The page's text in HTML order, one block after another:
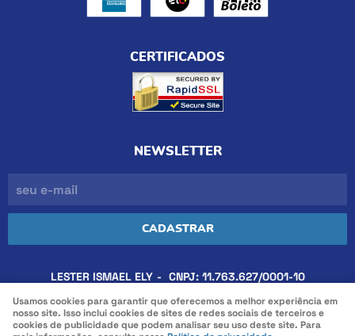
CERTIFICADOS
NEWSLETTER
CADASTRAR
LESTER ISMAEL ELY CNPJ: 11.763.627/0001-10
LOJA VIRTUAL CRIADA POR
Usamos cookies para garantir que oferecemos a melhor experiência em
nosso site. Isso inclui cookies de sites de redes sociais de terceiros e
cookies de publicidade que podem analisar seu uso deste site. Para